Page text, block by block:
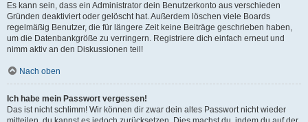
Es kann sein, dass ein Administrator dein Benutzerkonto aus verschieden
Gründen deaktiviert oder gelöscht hat. Außerdem löschen viele Boards
regelmäßig Benutzer, die für längere Zeit keine Beiträge geschrieben haben,
um die Datenbankgröße zu verringern. Registriere dich einfach erneut und
nimm aktiv an den Diskussionen teil!
Nach oben
Ich habe mein Passwort vergessen!
Das ist nicht schlimm! Wir können dir zwar dein altes Passwort nicht wieder